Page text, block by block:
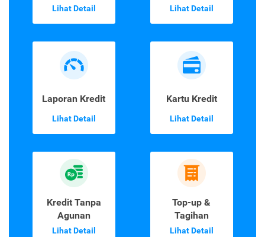
Lihat Detail Lihat Detail
Laporan Kredit
Lihat Detail
Kartu Kredit
Lihat Detail
Kredit Tanpa
Agunan
Lihat Detail
Top-up &
Tagihan
Lihat Detail